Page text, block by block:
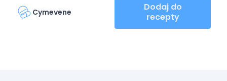
Cymevene
Dodaj do
recepty